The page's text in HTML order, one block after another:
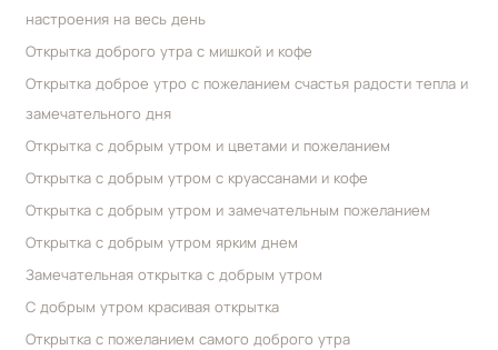
настроения на весь день
Открытка доброго утра с мишкой и кофе
Открытка доброе утро с пожеланием счастья радости тепла и
замечательного дня
Открытка с добрым утром и цветами и пожеланием
Открытка с добрым утром с круассанами и кофе
Открытка с добрым утром и замечательным пожеланием
Открытка с добрым утром ярким днем
Замечательная открытка с добрым утром
С добрым утром красивая открытка
Открытка с пожеланием самого доброго утра